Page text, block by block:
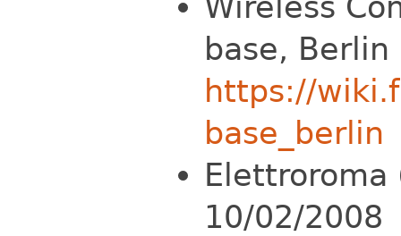
base,
https://
base_berlin
Elettroroma
10/02/2008